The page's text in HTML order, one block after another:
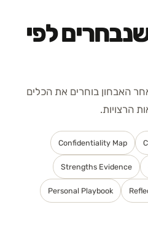
לפי
האבחון בוחרים את הכלים
הרצויות.
Confidentiality Map
Strengths Evidence
Personal Playbook